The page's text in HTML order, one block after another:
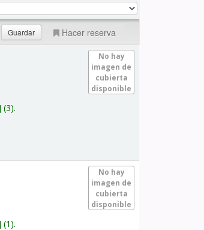
Hacer reserva
No hay
imagen de
cubierta
disponible
(3).
No hay
imagen de
cubierta
disponible
(1).